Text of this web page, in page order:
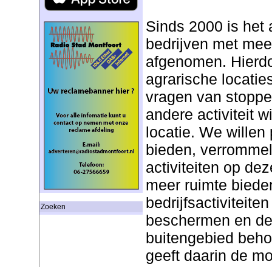
Zoeken
Sinds 2000 is het
bedrijven met
afgenomen.
agrarische
vragen van
andere activiteit
locatie. We willen
bieden,
activiteiten op
meer ruimte
beschermen en
buitengebied
geeft daarin de